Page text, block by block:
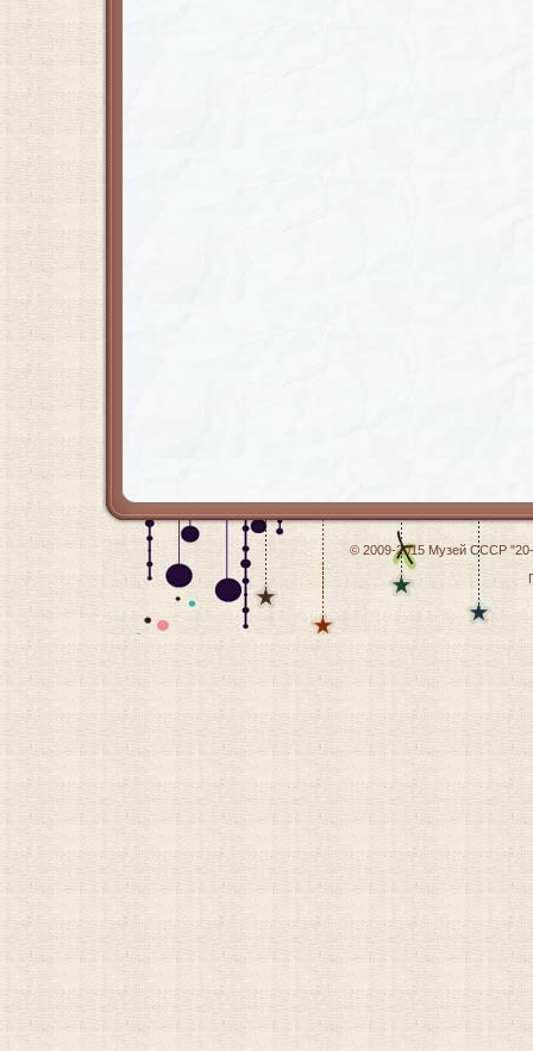
© 2009-2015 Музей СССР